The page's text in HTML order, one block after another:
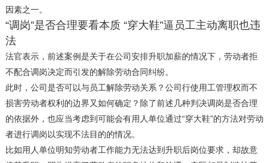
因素之一。
“调岗”是否合理要看本质 “穿大鞋”逼员工主动离职也违
法
法官表示，前述案例是关于在公司安排升职加薪的情况下，劳动者拒
不配合调岗决定而引发的解除劳动合同纠纷。
此时，公司是否可以与员工解除劳动关系？公司行使用工管理权而不
损害劳动者权利的边界又如何确定？除了前述几种判决调岗是否合理
的依据外，也应当考虑到可能会有用人单位通过“穿大鞋”的方法对劳动
者进行调岗以实现不法目的的情况。
比如用人单位明知劳动者工作能力无法达到升职后岗位要求，却故意